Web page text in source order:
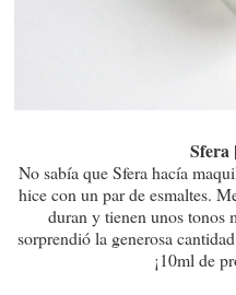
Sfera |
No sabía que Sfera hacía
hice con un par de esmaltes.
duran y tienen unos tonos
sorprendió la generosa
¡10ml de